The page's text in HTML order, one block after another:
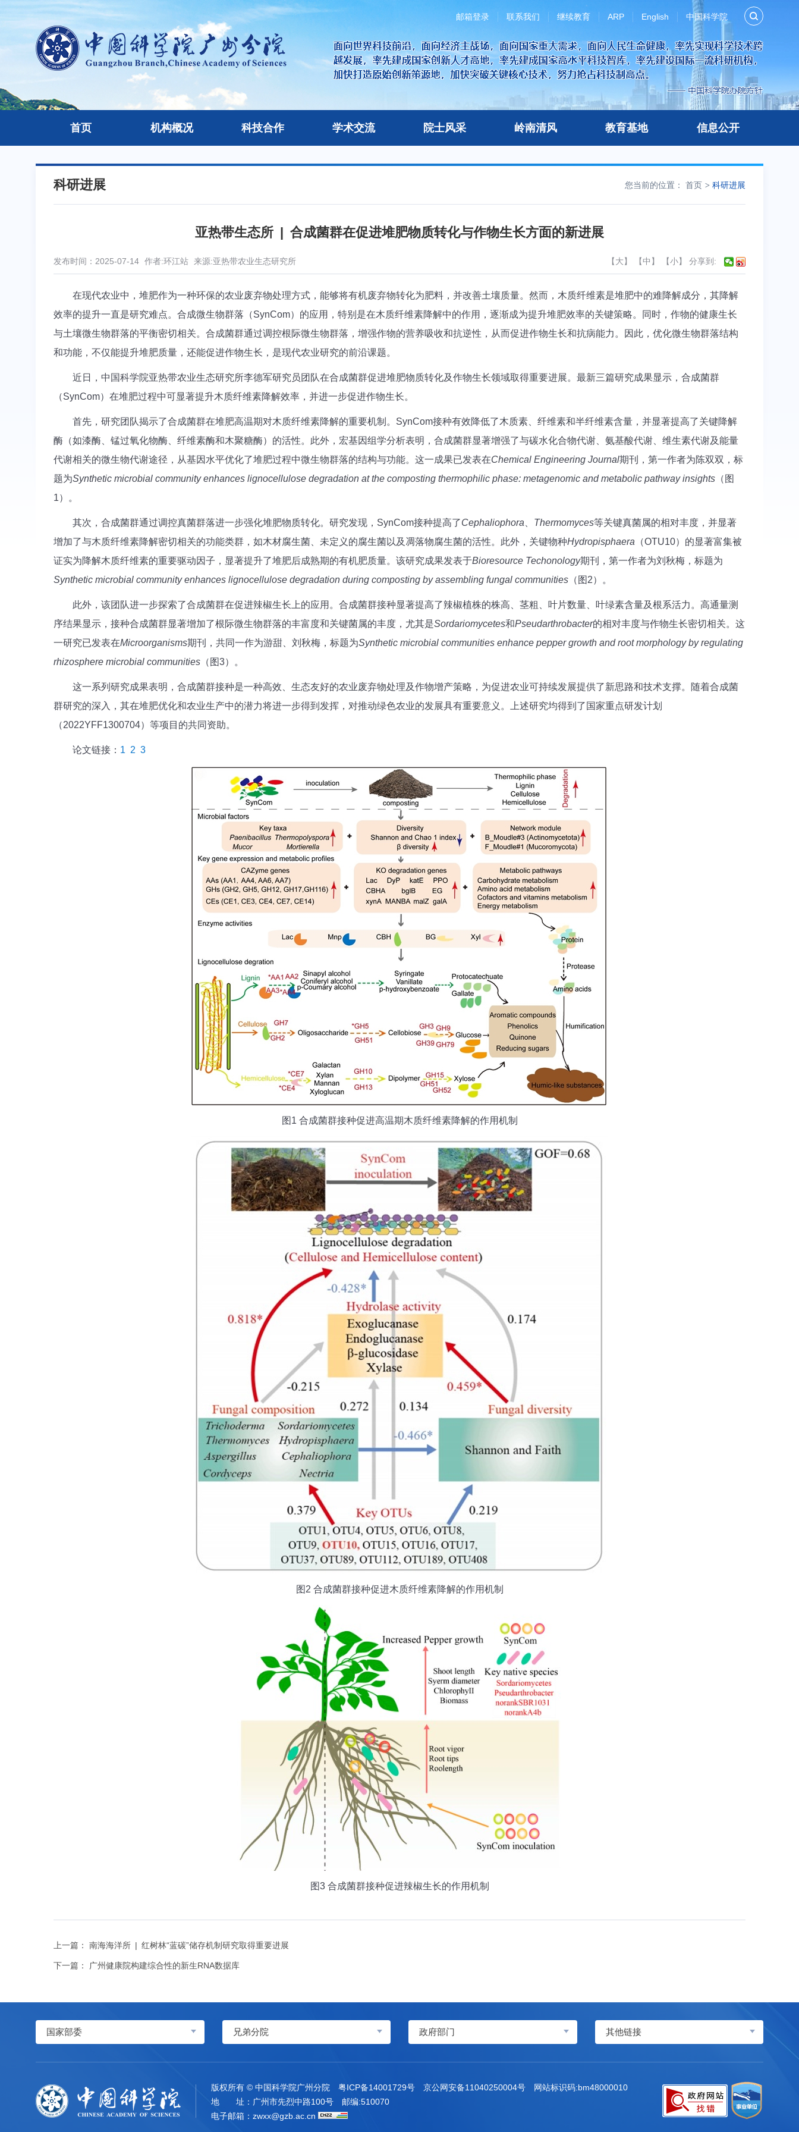
邮箱登录 联系我们 继续教育 ARP English 中国科学院
首页 机构概况 科技合作 学术交流 院士风采 岭南清风 教育基地 信息公开
您当前的位置： 首页 科研进展
科研进展
亚热带生态所 | 合成菌群在促进堆肥物质转化与作物生长方面的新进展
发布时间：2025-07-14 作者:环江站 来源:亚热带农业生态研究所 【大】 【中 】 【小】 分享到:
在现代农业中，堆肥作为一种环保的农业废弃物处理方式，能够将有机废弃物转化为肥料，并改善土壤质量。然而，木质纤维素是堆肥中的难降解成分，其降解
效率的提升一直是研究难点。合成微生物群落（SynCom）的应用，特别是在木质纤维素降解中的作用，逐渐成为提升堆肥效率的关键策略。同时，作物的健康生长
与土壤微生物群落的平衡密切相关。合成菌群通过调控根际微生物群落，增强作物的营养吸收和抗逆性，从而促进作物生长和抗病能力。因此，优化微生物群落结构
和功能，不仅能提升堆肥质量，还能促进作物生长，是现代农业研究的前沿课题。
近日，中国科学院亚热带农业生态研究所李德军研究员团队在合成菌群促进堆肥物质转化及作物生长领域取得重要进展。最新三篇研究成果显示，合成菌群
（SynCom）在堆肥过程中可显著提升木质纤维素降解效率，并进一步促进作物生长。
首先，研究团队揭示了合成菌群在堆肥高温期对木质纤维素降解的重要机制。SynCom接种有效降低了木质素、纤维素和半纤维素含量，并显著提高了关键降解
酶（如漆酶、锰过氧化物酶、纤维素酶和木聚糖酶）的活性。此外，宏基因组学分析表明，合成菌群显著增强了与碳水化合物代谢、氨基酸代谢、维生素代谢及能量
代谢相关的微生物代谢途径，从基因水平优化了堆肥过程中微生物群落的结构与功能。这一成果已发表在Chemical Engineering Journal期刊，第一作者为陈双双，标
题为Synthetic microbial community enhances lignocellulose degradation at the composting thermophilic phase: metagenomic and metabolic pathway insights （图
1）。
其次，合成菌群通过调控真菌群落进一步强化堆肥物质转化。研究发现，SynCom接种提高了Cephaliophora Thermomyces等关键真菌属的相对丰度，并显著
增加了与木质纤维素降解密切相关的功能类群，如木材腐生菌、未定义的腐生菌以及凋落物腐生菌的活性。此外，关键物种Hydropisphaera （OTU10）的显著富集被
证实为降解木质纤维素的重要驱动因子，显著提升了堆肥后成熟期的有机肥质量。该研究成果发表于Bioresource Techonology期刊，第一作者为刘秋梅，标题为
Synthetic microbial community enhances lignocellulose degradation during composting by assembling fungal communities （图2）。
此外，该团队进一步探索了合成菌群在促进辣椒生长上的应用。合成菌群接种显著提高了辣椒植株的株高、茎粗、叶片数量、叶绿素含量及根系活力。高通量测
序结果显示，接种合成菌群显著增加了根际微生物群落的丰富度和关键菌属的丰度，尤其是Sordariomycetes和Pseudarthrobacter的相对丰度与作物生长密切相关。这
一研究已发表在Microorganisms期刊，共同一作为游甜、刘秋梅，标题为Synthetic microbial communities enhance pepper growth and root morphology by regulating
rhizosphere microbial communities （图3）。
这一系列研究成果表明，合成菌群接种是一种高效、生态友好的农业废弃物处理及作物增产策略，为促进农业可持续发展提供了新思路和技术支撑。随着合成菌
群研究的深入，其在堆肥优化和农业生产中的潜力将进一步得到发挥，对推动绿色农业的发展具有重要意义。上述研究均得到了国家重点研发计划
（2022YFF1300704）等项目的共同资助。
论文链接： 1 2 3
图1 合成菌群接种促进高温期木质纤维素降解的作用机制
图2 合成菌群接种促进木质纤维素降解的作用机制
图3 合成菌群接种促进辣椒生长的作用机制
上一篇： 南海海洋所 | 红树林“蓝碳”储存机制研究取得重要进展
下一篇： 广州健康院构建综合性的新生RNA数据库
国家部委 兄弟分院 政府部门 其他链接
版权所有 © 中国科学院广州分院 粤ICP备14001729号 京公网安备11040250004号
网站标识码:bm48000010
地 址：广州市先烈中路100号
邮编:510070
电子邮箱： zwxx@gzb.ac.cn